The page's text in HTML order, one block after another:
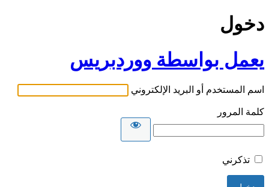
دخول
يعمل بواسطة ووردبريس
اسم المستخدم أو البريد الإلكتروني
كلمة المرور
تذكرني